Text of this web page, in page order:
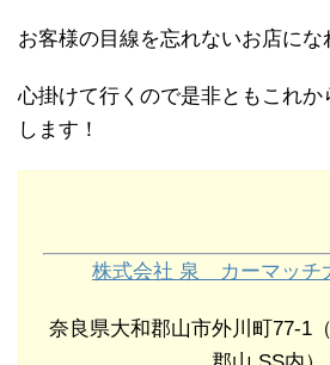
お客様の目線を忘れないお店にな
心掛けて行くので是非ともこれ
します！
株式会社 泉 カーマッチ
奈良県大和郡山市外川町77-1